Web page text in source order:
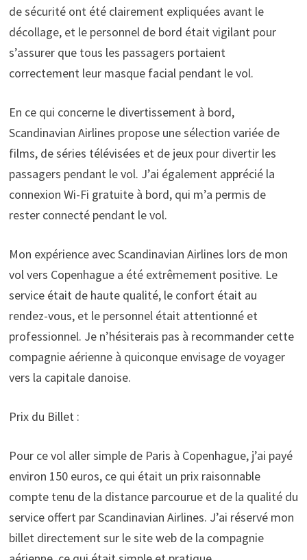
de sécurité ont été clairement expliquées avant le
décollage, et le personnel de bord était vigilant pour
s’assurer que tous les passagers portaient
correctement leur masque facial pendant le vol.
En ce qui concerne le divertissement à bord,
Scandinavian Airlines propose une sélection variée de
films, de séries télévisées et de jeux pour divertir les
passagers pendant le vol. J’ai également apprécié la
connexion Wi-Fi gratuite à bord, qui m’a permis de
rester connecté pendant le vol.
Mon expérience avec Scandinavian Airlines lors de mon
vol vers Copenhague a été extrêmement positive. Le
service était de haute qualité, le confort était au
rendez-vous, et le personnel était attentionné et
professionnel. Je n’hésiterais pas à recommander cette
compagnie aérienne à quiconque envisage de voyager
vers la capitale danoise.
Prix du Billet :
Pour ce vol aller simple de Paris à Copenhague, j’ai payé
environ 150 euros, ce qui était un prix raisonnable
compte tenu de la distance parcourue et de la qualité du
service offert par Scandinavian Airlines. J’ai réservé mon
billet directement sur le site web de la compagnie